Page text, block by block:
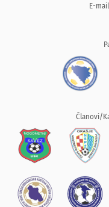
E-
Članovi/